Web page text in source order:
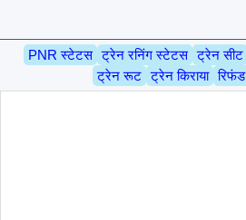
PNR स्टेटस ट्रेन रनिंग स्टेटस ट्रेन सीट
ट्रेन रूट ट्रेन किराया रिफंड